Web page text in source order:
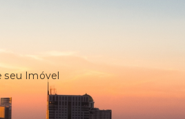
seu Imóvel